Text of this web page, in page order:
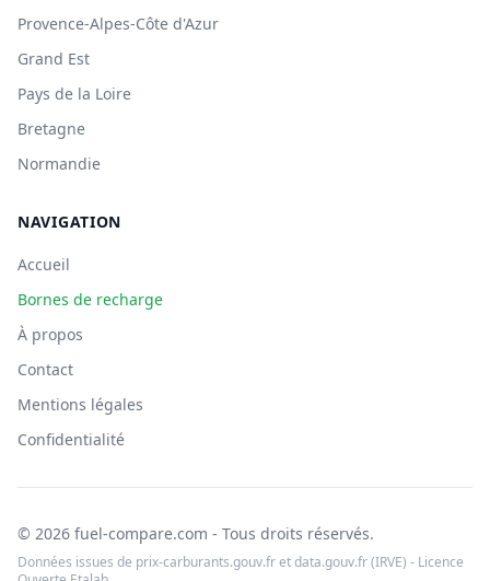
Provence-Alpes-Côte d'Azur
Grand Est
Pays de la Loire
Bretagne
Normandie
NAVIGATION
Accueil
Bornes de recharge
À propos
Contact
Mentions légales
Confidentialité
© 2026 fuel-compare.com - Tous droits réservés.
Données issues de prix-carburants.gouv.fr et data.gouv.fr (IRVE) - Licence